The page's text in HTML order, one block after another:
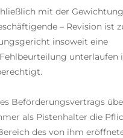
mit der
– Revision ist
insoweit eine
unterlaufen
Beförderungsvertrags
als Pistenhalter die
des von ihm